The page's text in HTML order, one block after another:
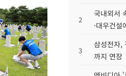
2
국내외서
·대우건
3
삼성전자,
까지 연장